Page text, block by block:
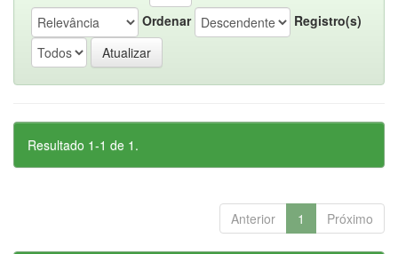
Ordenar
Registro(s)
Resultado 1-1 de 1.
Anterior 1 Próximo